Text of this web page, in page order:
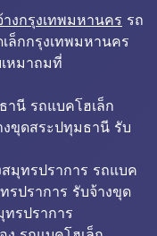
งกรุงเทพมหานคร รถ
ล็กกรุงเทพมหานคร
หมาถมที่
านี รถแบคโฮเล็ก
ขุดสระปทุมธานี รับ
มุทรปราการ รถแบค
รปราการ รับจ้างขุด
รปราการ